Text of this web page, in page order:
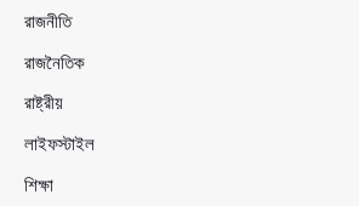
রাজনীতি
রাজনৈতিক
রাষ্ট্রীয়
লাইফস্টাইল
শিক্ষা